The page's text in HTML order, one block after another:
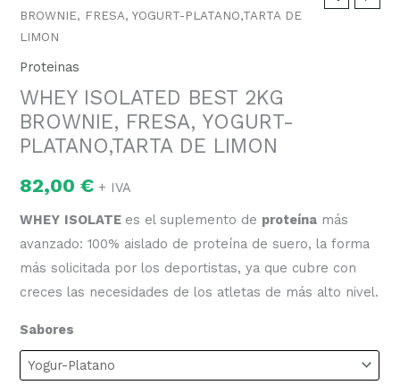
BROWNIE, FRESA, YOGURT-PLATANO,TARTA DE
LIMON
Proteinas
WHEY ISOLATED BEST 2KG
BROWNIE, FRESA, YOGURT-
PLATANO,TARTA DE LIMON
82,00€ + IVA
WHEY ISOLATE es el suplemento de proteína más
avanzado: 100% aislado de proteína de suero, la forma
más solicitada por los deportistas, ya que cubre con
creces las necesidades de los atletas de más alto nivel.
Sabores